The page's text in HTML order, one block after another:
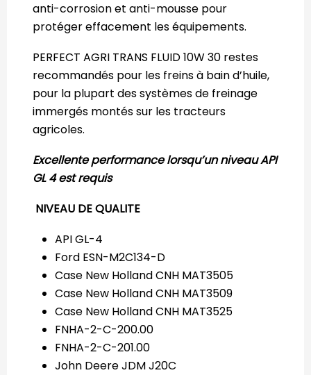
anti-corrosion et anti-mousse pour
protéger effacement les équipements.
PERFECT AGRI TRANS FLUID 10W 30 restes
recommandés pour les freins à bain d’huile,
pour la plupart des systèmes de freinage
immergés montés sur les tracteurs
agricoles.
Excellente performance lorsqu’un niveau API
GL 4 est requis
NIVEAU DE QUALITE
API GL-4
Ford ESN-M2C134-D
Case New Holland CNH MAT3505
Case New Holland CNH MAT3509
Case New Holland CNH MAT3525
FNHA-2-C-200.00
FNHA-2-C-201.00
John Deere JDM J20C